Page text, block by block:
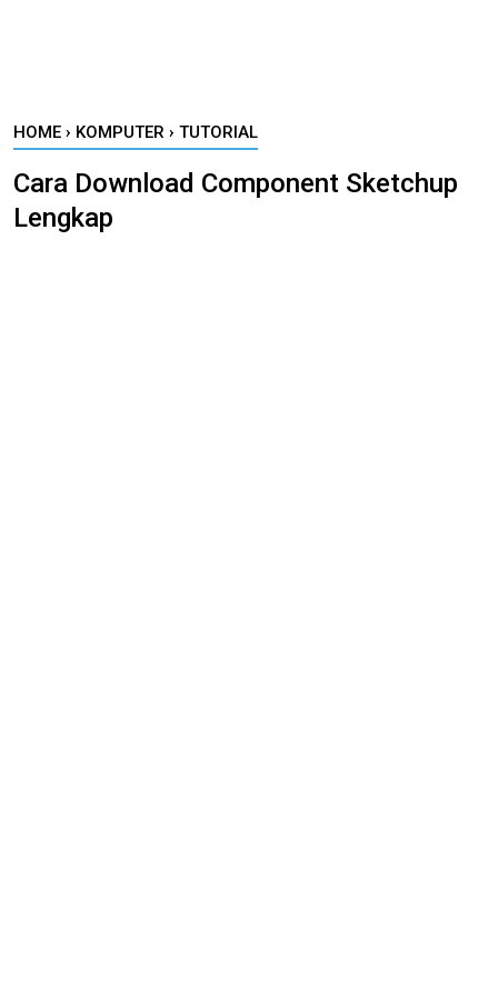
HOME › KOMPUTER › TUTORIAL
Cara Download Component Sketchup
Lengkap